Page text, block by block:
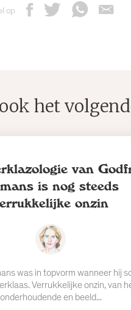
op
het
van
is nog steeds
onzin
was in topvorm wanneer hij
Verrukkelijke onzin, van
onderhoudende en beeld...